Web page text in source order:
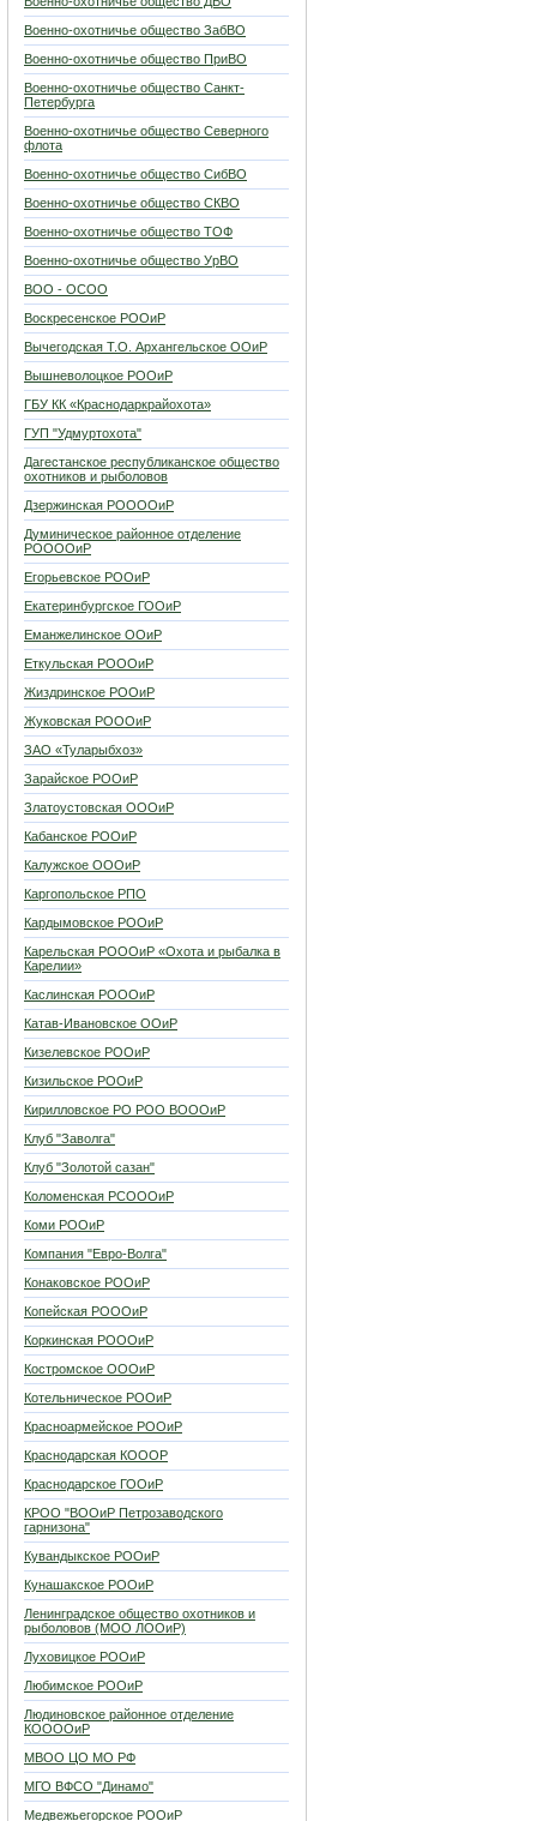
Военно-охотничье общество ЗабВО
Военно-охотничье общество ПриВО
Военно-охотничье общество Санкт-
Петербурга
Военно-охотничье общество Северного
флота
Военно-охотничье общество СибВО
Военно-охотничье общество СКВО
Военно-охотничье общество ТОФ
Военно-охотничье общество УрВО
ВОО - ОСОО
Воскресенское РООиР
Вычегодская Т.О. Архангельское ООиР
Вышневолоцкое РООиР
ГБУ КК «Краснодаркрайохота»
ГУП "Удмуртохота"
Дагестанское республиканское общество
охотников и рыболовов
Дзержинская РООООиР
Думиническое районное отделение
РООООиР
Егорьевское РООиР
Екатеринбургское ГООиР
Еманжелинское ООиР
Еткульская РОООиР
Жиздринское РООиР
Жуковская РОООиР
ЗАО «Туларыбхоз»
Зарайское РООиР
Златоустовская ОООиР
Кабанское РООиР
Калужское ОООиР
Каргопольское РПО
Кардымовское РООиР
Карельская РОООиР «Охота и рыбалка в
Карелии»
Каслинская РОООиР
Катав-Ивановское ООиР
Кизелевское РООиР
Кизильское РООиР
Кирилловское РО РОО ВОООиР
Клуб "Заволга"
Клуб "Золотой сазан"
Коломенская РСОООиР
Коми РООиР
Компания "Евро-Волга"
Конаковское РООиР
Копейская РОООиР
Коркинская РОООиР
Костромское ОООиР
Котельническое РООиР
Красноармейское РООиР
Краснодарская КОООР
Краснодарское ГООиР
КРОО "ВООиР Петрозаводского
гарнизона"
Кувандыкское РООиР
Кунашакское РООиР
Ленинградское общество охотников и
рыболовов (МОО ЛООиР)
Луховицкое РООиР
Любимское РООиР
Людиновское районное отделение
КООООиР
МВОО ЦО МО РФ
МГО ВФСО "Динамо"
Медвежьегорское РООиР